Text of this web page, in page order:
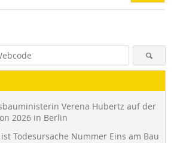
Verena Hubertz auf der
2026 in Berlin
Todesursache Nummer Eins am Bau